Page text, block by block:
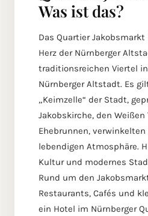
Was ist das?
Das Quartier
Herz der Nürnberger
traditionsreichen Viertel
Nürnberger Altstadt. Es
„Keimzelle“ der Stadt,
Jakobskirche, den Weißen
Ehebrunnen,
lebendigen Atmosphäre.
Kultur und modernes
Rund um den
Restaurants, Cafés und
ein Hotel im Nürnberger